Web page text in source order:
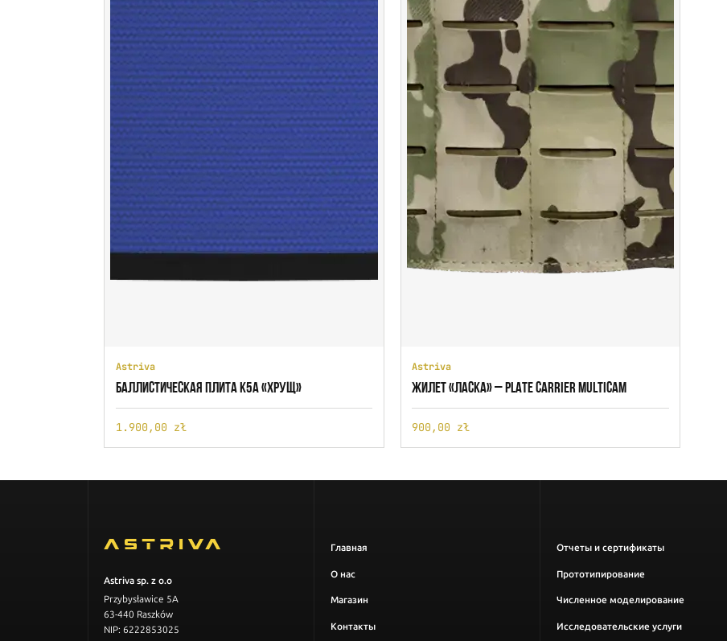
Astriva
БАЛЛИСТИЧЕСКАЯ ПЛИТА K5A «ХРУЩ»
1.900,00 zł
Astriva
ЖИЛЕТ «ЛАСКА» – PLATE CARRIER MULTICAM
900,00 zł
Astriva sp. z o.o
Przybysławice 5A
63-440 Raszków
NIP: 6222853025
Главная
О нас
Магазин
Контакты
Отчеты и сертификаты
Прототипирование
Численное моделирование
Исследовательские услуги